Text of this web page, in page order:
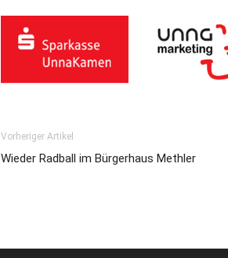
Vorheriger Artikel
Wieder Radball im Bürgerhaus Methler